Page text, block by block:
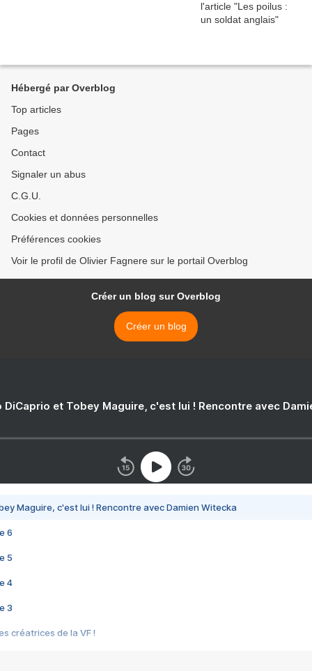
Hébergé par Overblog
Top articles
Pages
Contact
Signaler un abus
C.G.U.
Cookies et données personnelles
Préférences cookies
Voir le profil de Olivier Fagnere sur le portail Overblog
Créer un blog sur Overblog
Créer un blog
DiCaprio et Tobey Maguire, c'est lui ! Rencontre avec
Maguire, c'est lui ! Rencontre avec Damien Witecka
6
5
4
3
créatrices de la VF !